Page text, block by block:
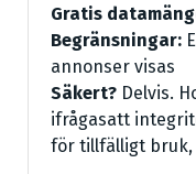
Gratis
Begränsningar:
annonser visas
Säkert? Delvis.
ifrågasatt
för tillfälligt bruk,